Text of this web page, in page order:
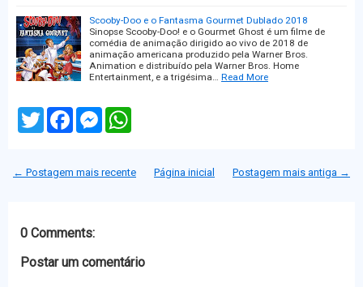
Scooby-Doo e o Fantasma Gourmet Dublado 2018
Sinopse Scooby-Doo! e o Gourmet Ghost é um filme de
comédia de animação dirigido ao vivo de 2018 de
animação americana produzido pela Warner Bros.
Animation e distribuído pela Warner Bros. Home
Entertainment, e a trigésima…
Read More
T
w
e
F
o
M
n
A
← Postagem mais recente Postagem mais antiga →
Página inicial
0 Comments:
Postar um comentário